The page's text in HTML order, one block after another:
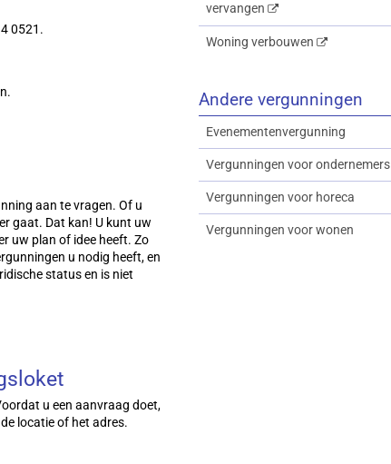
0521.
aan te vragen. Of u
gaat. Dat kan! U kunt uw
uw plan of idee heeft. Zo
u nodig heeft, en
status en is niet
u een aanvraag doet,
locatie of het adres.
vervangen
Woning verbouwen
Andere vergunningen
Evenementenvergunning
Vergunningen voor ondernemers
Vergunningen voor horeca
Vergunningen voor wonen